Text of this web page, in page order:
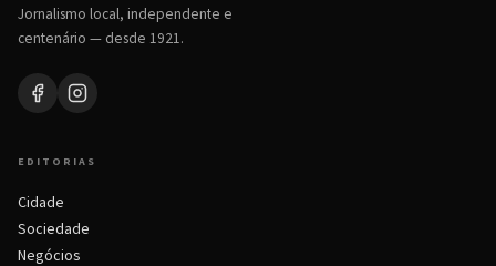
Jornalismo local, independente e
centenário — desde 1921.
EDITORIAS
Cidade
Sociedade
Negócios